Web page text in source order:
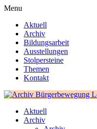
Menu
Aktuell
Archiv
Bildungsarbeit
Ausstellungen
Stolpersteine
Themen
Kontakt
Aktuell
Archiv